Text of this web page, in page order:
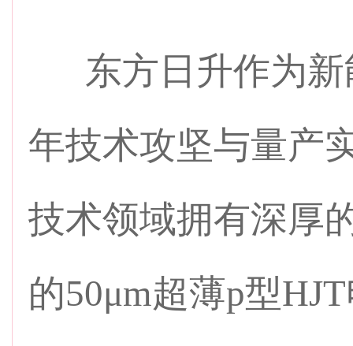
东方日升作为新
年技术攻坚与量产
技术领域拥有深厚
的50μm超薄p型